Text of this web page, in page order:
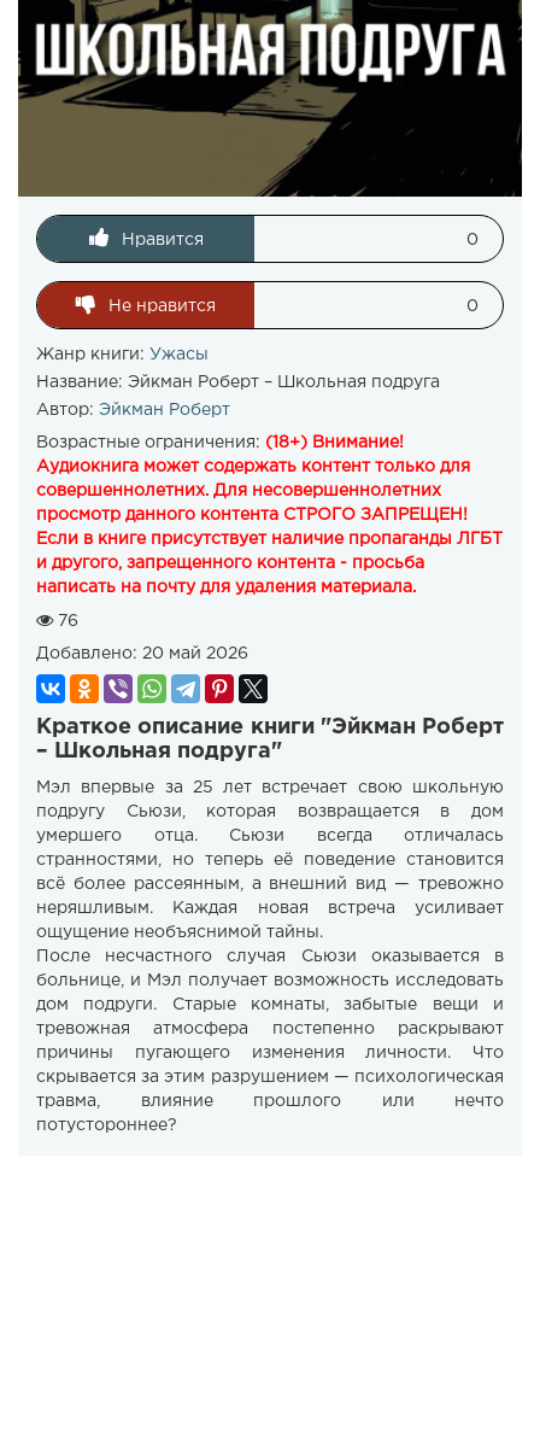
Нравится 0
Не нравится 0
Жанр книги: Ужасы
Название: Эйкман Роберт – Школьная подруга
Автор: Эйкман Роберт
Возрастные ограничения: (18+) Внимание!
Аудиокнига может содержать контент только для
совершеннолетних. Для несовершеннолетних
просмотр данного контента СТРОГО ЗАПРЕЩЕН!
Если в книге присутствует наличие пропаганды ЛГБТ
и другого, запрещенного контента - просьба
написать на почту для удаления материала.
76
Добавлено: 20 май 2026
Краткое описание книги "Эйкман Роберт
– Школьная подруга"
Мэл впервые за 25 лет встречает свою школьную
подругу Сьюзи, которая возвращается в дом
умершего отца. Сьюзи всегда отличалась
странностями, но теперь её поведение становится
всё более рассеянным, а внешний вид — тревожно
неряшливым. Каждая новая встреча усиливает
ощущение необъяснимой тайны.
После несчастного случая Сьюзи оказывается в
больнице, и Мэл получает возможность исследовать
дом подруги. Старые комнаты, забытые вещи и
тревожная атмосфера постепенно раскрывают
причины пугающего изменения личности. Что
скрывается за этим разрушением — психологическая
травма, влияние прошлого или нечто
потустороннее?